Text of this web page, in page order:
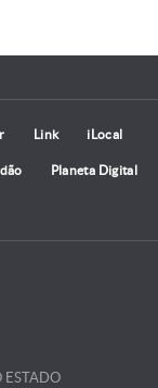
Link iLocal
Planeta Digital